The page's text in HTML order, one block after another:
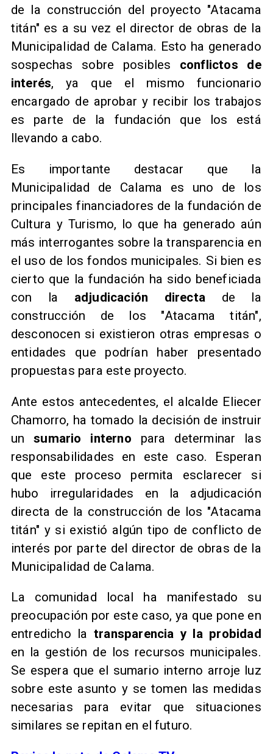
de la construcción del proyecto "Atacama
titán" es a su vez el director de obras de la
Municipalidad de Calama. Esto ha generado
sospechas sobre posibles conflictos de
interés, ya que el mismo funcionario
encargado de aprobar y recibir los trabajos
es parte de la fundación que los está
llevando a cabo.
Es importante destacar que la
Municipalidad de Calama es uno de los
principales financiadores de la fundación de
Cultura y Turismo, lo que ha generado aún
más interrogantes sobre la transparencia en
el uso de los fondos municipales. Si bien es
cierto que la fundación ha sido beneficiada
con la adjudicación directa de la
construcción de los "Atacama titán",
desconocen si existieron otras empresas o
entidades que podrían haber presentado
propuestas para este proyecto.
Ante estos antecedentes, el alcalde Eliecer
Chamorro, ha tomado la decisión de instruir
unsumario interno para determinar las
responsabilidades en este caso. Esperan
que este proceso permita esclarecer si
hubo irregularidades en la adjudicación
directa de la construcción de los "Atacama
titán" y si existió algún tipo de conflicto de
interés por parte del director de obras de la
Municipalidad de Calama.
La comunidad local ha manifestado su
preocupación por este caso, ya que pone en
entredicho la transparencia y la probidad
en la gestión de los recursos municipales.
Se espera que el sumario interno arroje luz
sobre este asunto y se tomen las medidas
necesarias para evitar que situaciones
similares se repitan en el futuro.